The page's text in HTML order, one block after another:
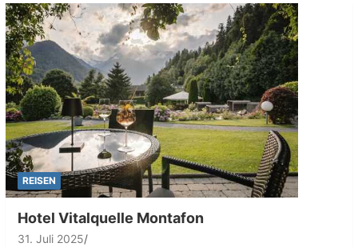
REISEN
Hotel Vitalquelle Montafon
31. Juli 2025